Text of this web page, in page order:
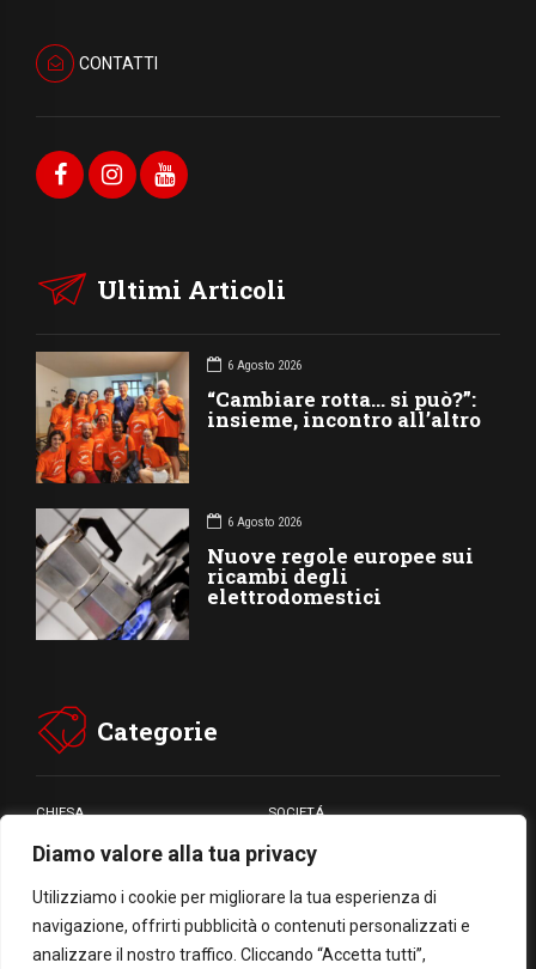
Diamo valore alla tua privacy
Utilizziamo i cookie per migliorare la tua esperienza di
navigazione, offrirti pubblicità o contenuti personalizzati e
analizzare il nostro traffico. Cliccando “Accetta tutti”,
CONTATTI
Ultimi Articoli
6 Agosto 2026
“Cambiare rotta… si può?”:
insieme, incontro all’altro
6 Agosto 2026
Nuove regole europee sui
ricambi degli
elettrodomestici
Categorie
CHIESA SOCIETÁ
CARITÁ GIUBILEO
CULTURA MEDIA